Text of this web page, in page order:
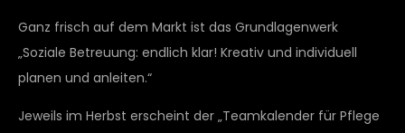
Ganz frisch auf dem Markt ist das Grundlagenwerk
„Soziale Betreuung: endlich klar! Kreativ und individuell
planen und anleiten.“
Jeweils im Herbst erscheint der „Teamkalender für Pflege